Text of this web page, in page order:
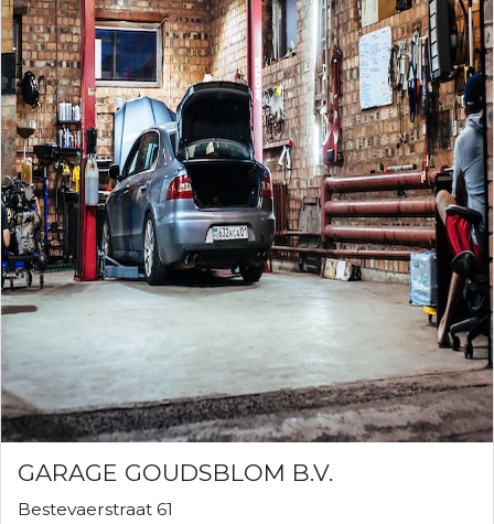
GARAGE GOUDSBLOM B.V.
Bestevaerstraat 61